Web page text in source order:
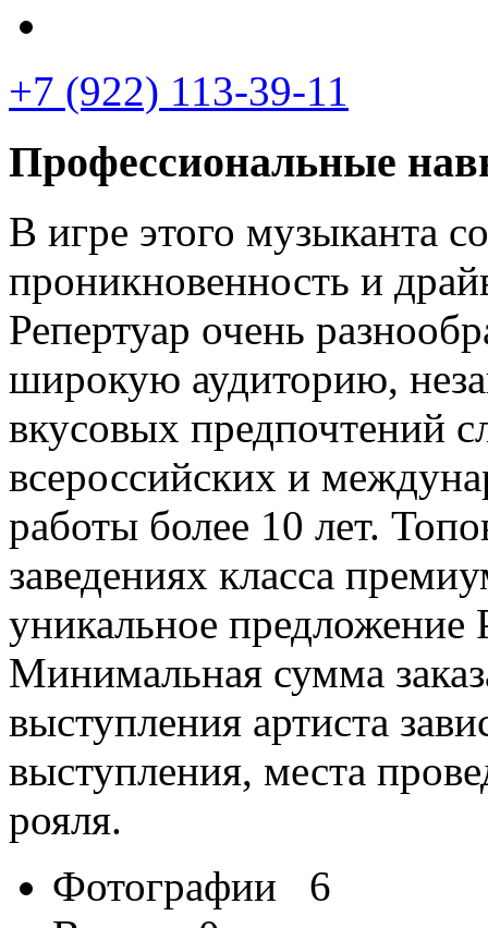
+7 (922) 113-39-11
Профессиональные
В игре этого музыканта
проникновенность и
Репертуар очень
широкую аудиторию,
вкусовых предпочтений
всероссийских и
работы более 10 лет.
заведениях класса
уникальное
Минимальная сумма
выступления артиста
выступления, места
рояля.
Фотографии 6